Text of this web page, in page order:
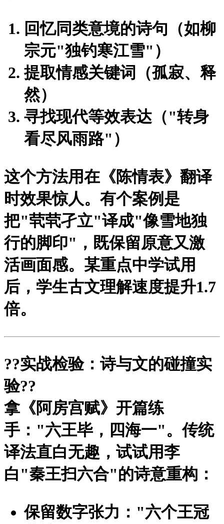
回忆同类意境的诗句（如柳
宗元"独钓寒江雪"）
提取情感关键词（孤寂、释
然）
寻找现代等效表达（"转身
看尽风雨路"）
这个方法用在《陈情表》翻译
时效果惊人。有个案例是
把"茕茕孑立"译成"像雪地独
行的脚印"，既保留原意又激
活画面感。某重点中学试用
后，学生古文理解速度提升1.7
倍。
??实战检验：诗与文的碰撞实
验??
拿《阿房宫赋》开篇练
手："六王毕，四海一"。传统
译法直白无趣，试试用李
白"秦王扫六合"的诗意重构：
保留数字张力："六个王冠